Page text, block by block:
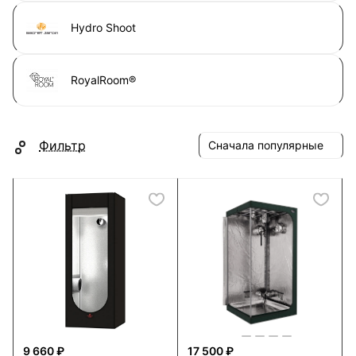
Hydro Shoot
RoyalRoom®
Фильтр Сначала популярные
9 660 ₽ 17 500 ₽